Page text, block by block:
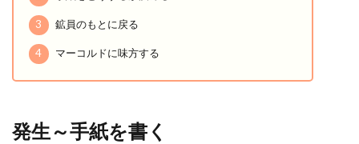
3 鉱員のもとに戻る
4 マーコルドに味方する
発生～手紙を書く